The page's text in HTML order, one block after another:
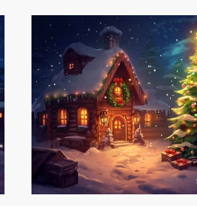
Diamond
Painting
Cabaña
navideña
nevada